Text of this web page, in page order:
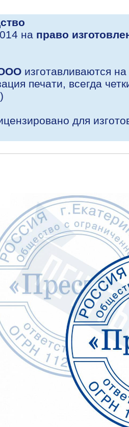
на право
изготавливаются
печати, всегда
)
для